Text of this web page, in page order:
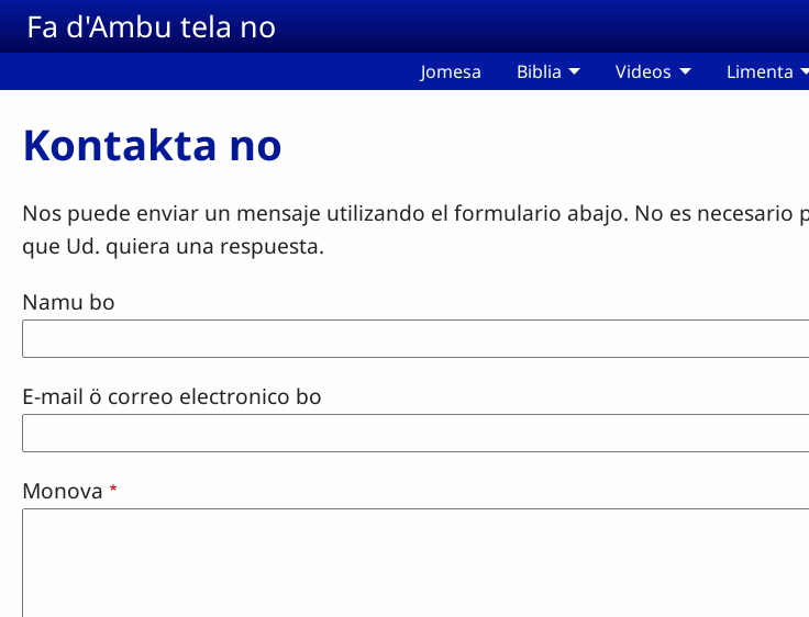
Skip to main content
Fa d'Ambu tela no
Jomesa Biblia Videos Limenta
Kontakta no
Nos puede enviar un mensaje utilizando el formulario abajo. No es
que Ud. quiera una respuesta.
Namu bo
E-mail ö correo electronico bo
Monova